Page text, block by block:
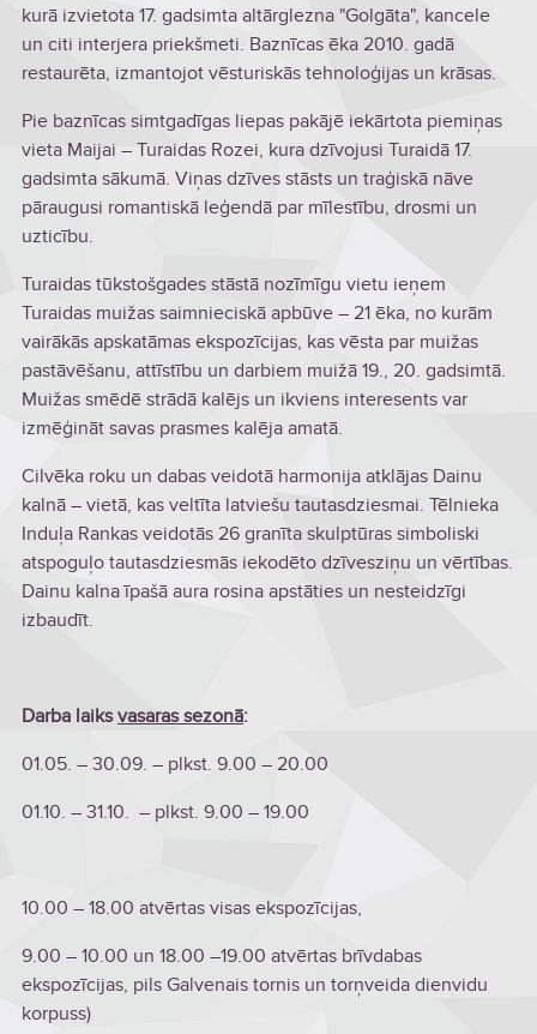
kurā izvietota 17. gadsimta altārglezna "Golgāta", kancele
un citi interjera priekšmeti. Baznīcas ēka 2010. gadā
restaurēta, izmantojot vēsturiskās tehnoloģijas un krāsas.
Pie baznīcas simtgadīgas liepas pakājē iekārtota piemiņas
vieta Maijai – Turaidas Rozei, kura dzīvojusi Turaidā 17.
gadsimta sākumā. Viņas dzīves stāsts un traģiskā nāve
pāraugusi romantiskā leģendā par mīlestību, drosmi un
uzticību.
Turaidas tūkstošgades stāstā nozīmīgu vietu ieņem
Turaidas muižas saimnieciskā apbūve – 21 ēka, no kurām
vairākās apskatāmas ekspozīcijas, kas vēsta par muižas
pastāvēšanu, attīstību un darbiem muižā 19., 20. gadsimtā.
Muižas smēdē strādā kalējs un ikviens interesents var
izmēģināt savas prasmes kalēja amatā.
Cilvēka roku un dabas veidotā harmonija atklājas Dainu
kalnā – vietā, kas veltīta latviešu tautasdziesmai. Tēlnieka
Induļa Rankas veidotās 26 granīta skulptūras simboliski
atspoguļo tautasdziesmās iekodēto dzīvesziņu un vērtības.
Dainu kalna īpašā aura rosina apstāties un nesteidzīgi
izbaudīt.
Darba laiksvasaras sezonā:
01.05. – 30.09. – plkst. 9.00 – 20.00
01.10. – 31.10. – plkst. 9.00 – 19.00
10.00 – 18.00 atvērtas visas ekspozīcijas,
9.00 – 10.00 un 18.00 –19.00 atvērtas brīvdabas
ekspozīcijas, pils Galvenais tornis un torņveida dienvidu
korpuss)